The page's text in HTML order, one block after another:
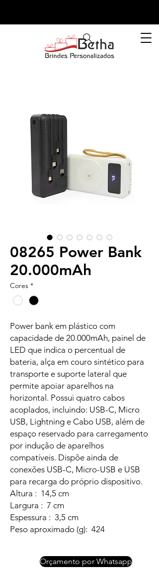
08265 Power Bank
20.000mAh
Cores *
Power bank em plástico com
capacidade de 20.000mAh, painel de
LED que indica o percentual de
bateria, alça em couro sintético para
transporte e suporte lateral que
permite apoiar aparelhos na
horizontal. Possui quatro cabos
acoplados, incluindo: USB-C, Micro
USB, Lightning e Cabo USB, além de
espaço reservado para carregamento
por indução de aparelhos
compatíveis. Dispõe ainda de
conexões USB-C, Micro-USB e USB
para recarga do próprio dispositivo.
Altura : 14,5 cm
Largura : 7 cm
Espessura : 3,5 cm
Peso aproximado (g): 424
Orçamento por Whatsapp